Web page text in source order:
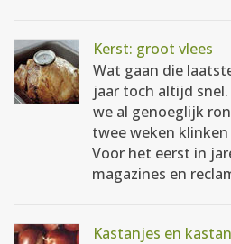
Kerst: groot vlees
Wat gaan die
jaar toch altijd
we al genoeglijk
twee weken
Voor het eerst in
magazines en
Kastanjes en